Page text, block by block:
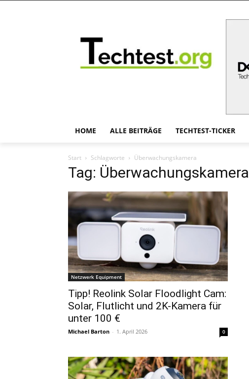
HOME ALLE BEITRÄGE TECHTEST-TICKER
Start Schlagworte Überwachungskamera
Tag: Überwachungskamera
Netzwerk Equipment
Tipp! Reolink Solar Floodlight Cam:
Solar, Flutlicht und 2K-Kamera für
unter 100 €
Michael Barton - 1. April 2026 0